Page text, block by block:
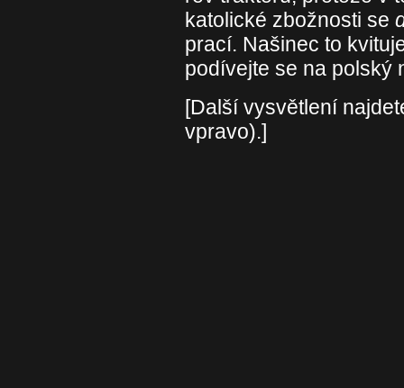
katolické zbožnosti se
prací. Našinec to
podívejte se na polský
[Další vysvětlení
vpravo).]